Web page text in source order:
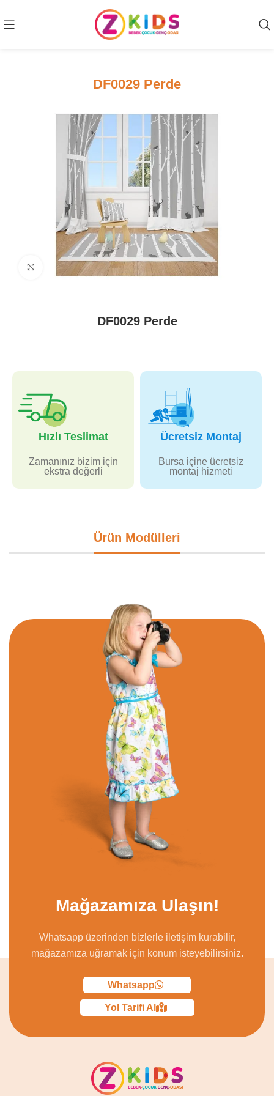
DF0029 Perde
Click to enlarge
DF0029 Perde
Hızlı Teslimat
Zamanınız bizim için
ekstra değerli
Ücretsiz Montaj
Bursa içine ücretsiz
montaj hizmeti
Ürün Modülleri
Mağazamıza Ulaşın!
Whatsapp üzerinden bizlerle iletişim kurabilir,
mağazamıza uğramak için konum isteyebilirsiniz.
Whatsapp
Yol Tarifi Al